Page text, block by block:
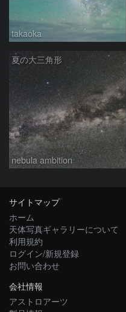
takaoka
夏の大三角形
nebula ambition
サイトマップ
ホーム
天体写真ギャラリーについて
利用規約
ログイン/新規登録
お問い合わせ
会社情報
アストロアーツ